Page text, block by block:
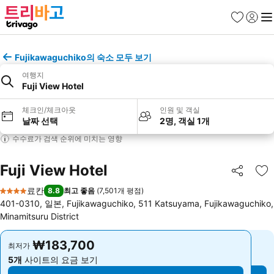
즐겨찾기
로그인
메
Fujikawaguchiko의 숙소 모두 보기
여행지
Fuji View Hotel
체크인/체크아웃
날짜 선택
인원 및 객실
2명, 객실 1개
수수료가 검색 순위에 미치는 영향
Fuji View Hotel 공유
즐
4 성급
료칸 8.8 최고 좋음 (7,501개 평점)
401-0310, 일본, Fujikawaguchiko, 511 Katsuyama, Fujikawaguchiko,
Minamitsuru District
최저가 ₩183,700
5개 사이트의 요금 보기
최저가 ₩183,700
5개 사이트의 요금 보기